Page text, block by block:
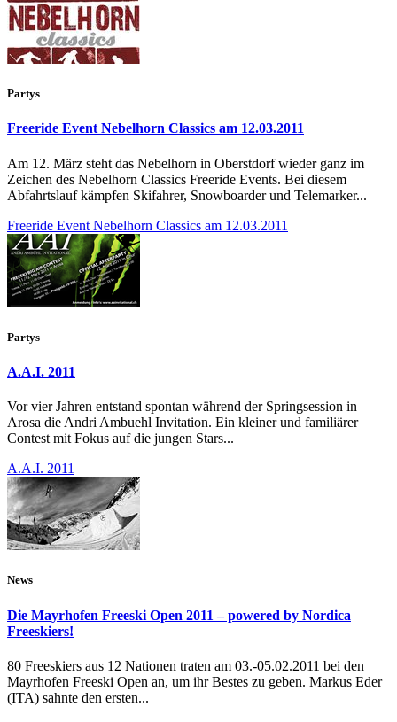
Partys
Freeride Event Nebelhorn Classics am 12.03.2011
Am 12. März steht das Nebelhorn in Oberstdorf wieder ganz im
Zeichen des Nebelhorn Classics Freeride Events. Bei diesem
Abfahrtslauf kämpfen Skifahrer, Snowboarder und Telemarker...
Freeride Event Nebelhorn Classics am 12.03.2011
Partys
A.A.I. 2011
Vor vier Jahren entstand spontan während der Springsession in
Arosa die Andri Ambuehl Invitation. Ein kleiner und familiärer
Contest mit Fokus auf die jungen Stars...
A.A.I. 2011
News
Die Mayrhofen Freeski Open 2011 – powered by Nordica
Freeskiers!
80 Freeskiers aus 12 Nationen traten am 03.-05.02.2011 bei den
Mayrhofen Freeski Open an, um ihr Bestes zu geben. Markus Eder
(ITA) sahnte den ersten...